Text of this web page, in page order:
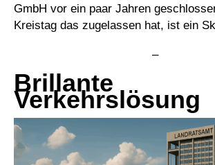
GmbH vor ein paar Jahren
Kreistag das zugelassen hat, ist ein
–
Brillante
Verkehrslösung